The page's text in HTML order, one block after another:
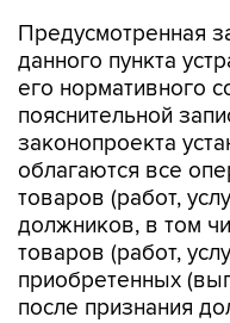
Предусмотренная
данного пункта
его нормативного
пояснительной
законопроекта
облагаются все
товаров (работ,
должников, в том
товаров (работ,
приобретенных
после признания